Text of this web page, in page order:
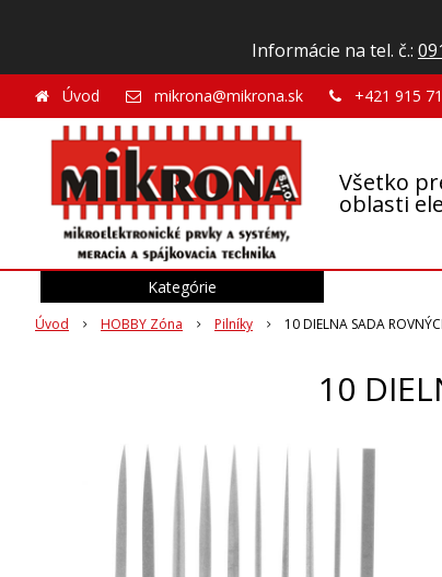
Informácie na tel. č.:
Všetko
oblasti
Úvod mikrona@mikrona.sk +421 915
Úvod HOBBY Zóna Pilníky 10 DIELNA SADA
10
Kategórie